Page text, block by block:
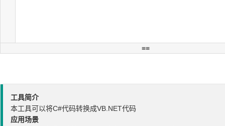
工具简介
本工具可以将C#代码转换成VB.NET代码
应用场景